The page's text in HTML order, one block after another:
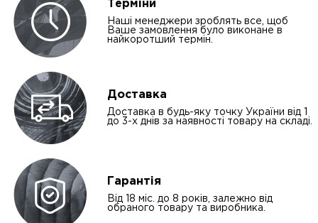
Терміни
Наші менеджери зроблять все, щоб
Ваше замовлення було виконане в
найкоротший термін.
Доставка
Доставка в будь-яку точку України від 1
до 3-х днів за наявності товару на складі.
Гарантія
Від 18 міс. до 8 років, залежно від
обраного товару та виробника.